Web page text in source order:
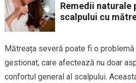
Remedii naturale
scalpului cu
Mătreața severă poate fi o
gestionat, care afectează nu doar
confortul general al scalpului.